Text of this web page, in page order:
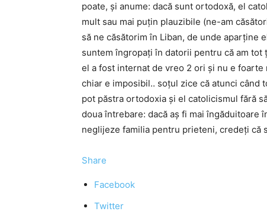
poate, și anume: dacă sunt ortodoxă, el
mult sau mai puțin plauzibile (ne-am
să ne căsătorim în Liban, de unde aparține
suntem îngropați în datorii pentru că am
el a fost internat de vreo 2 ori și nu e
chiar e imposibil.. soțul zice că atunci
pot păstra ortodoxia și el catolicismul fără
doua întrebare: dacă aș fi mai îngăduitoare
neglijeze familia pentru prieteni, credeți că
Share
Facebook
Twitter